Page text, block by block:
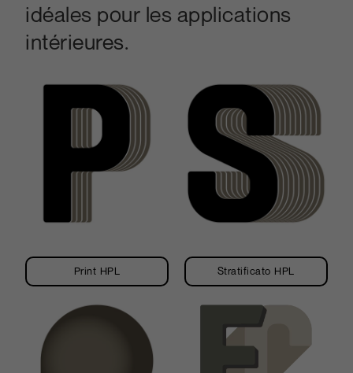
idéales pour les applications
intérieures.
Print HPL Stratificato HPL